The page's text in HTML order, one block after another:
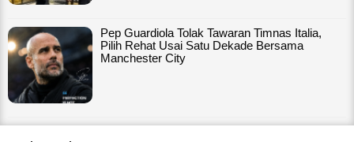
Pep Guardiola Tolak Tawaran Timnas Italia,
Pilih Rehat Usai Satu Dekade Bersama
Manchester City